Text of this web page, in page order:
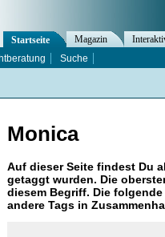
Monica
Auf dieser Seite findest Du
getaggt wurden. Die
diesem Begriff. Die
andere Tags in
Startseite Magazin
Suche